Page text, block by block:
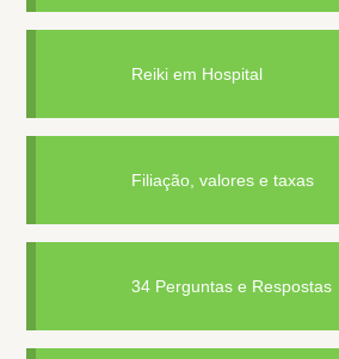
Reiki em Hospital
Filiação, valores e taxas
34 Perguntas e Respostas